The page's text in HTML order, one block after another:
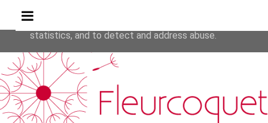
Rezepte
This site uses cookies from Google to deliver its
statistics, and to detect and address abuse.